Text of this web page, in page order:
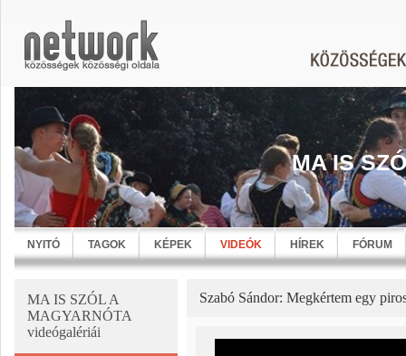
MA IS
NYITÓ TAGOK KÉPEK VIDEÓK HÍREK FÓRUM
MA IS SZÓL A
MAGYARNÓTA
videógalériái
Szabó Sándor: Megkértem egy